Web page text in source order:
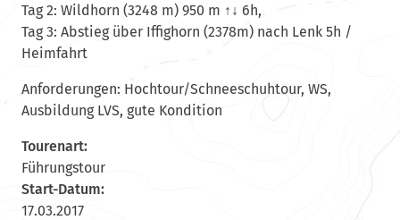
Tag 2: Wildhorn (3248 m) 950 m ↑↓ 6h,
Tag 3: Abstieg über Iffighorn (2378m) nach Lenk 5h /
Heimfahrt
Anforderungen: Hochtour/Schneeschuhtour, WS,
Ausbildung LVS, gute Kondition
Tourenart:
Führungstour
Start-Datum:
17.03.2017